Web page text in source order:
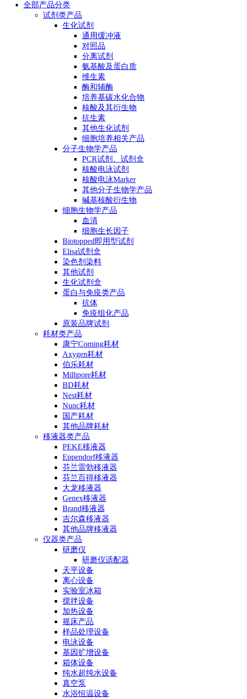
全部产品分类
试剂类产品
生化试剂
通用缓冲液
对照品
分离试剂
氨基酸及蛋白质
维生素
酶和辅酶
培养基碳水化合物
核酸及其衍生物
抗生素
其他生化试剂
细胞培养相关产品
分子生物学产品
PCR试剂、试剂盒
核酸电泳试剂
核酸电泳Marker
其他分子生物学产品
碱基核酸衍生物
细胞生物学产品
血清
细胞生长因子
Biotopped即用型试剂
Elisa试剂盒
染色剂染料
其他试剂
生化试剂盒
蛋白与免疫类产品
抗体
免疫组化产品
原装品牌试剂
耗材类产品
康宁Corning耗材
Axygen耗材
伯乐耗材
Millipore耗材
BD耗材
Nest耗材
Nunc耗材
国产耗材
其他品牌耗材
移液器类产品
PEKE移液器
Eppendorf移液器
芬兰雷勃移液器
芬兰百得移液器
大龙移液器
Genex移液器
Brand移液器
吉尔森移液器
其他品牌移液器
仪器类产品
研磨仪
研磨仪适配器
天平设备
离心设备
实验室冰箱
搅拌设备
加热设备
摇床产品
样品处理设备
电泳设备
基因扩增设备
箱体设备
纯水超纯水设备
真空泵
水浴恒温设备